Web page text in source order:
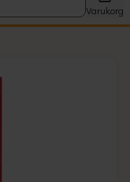
Varukorg